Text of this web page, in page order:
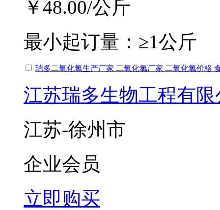
￥48.00/公斤
最小起订量： ≥1公斤
瑞多二氧化氯生产厂家 二氧化氯厂家 二氧化氯价格
江苏瑞多生物工程有限
江苏-徐州市
企业会员
立即购买